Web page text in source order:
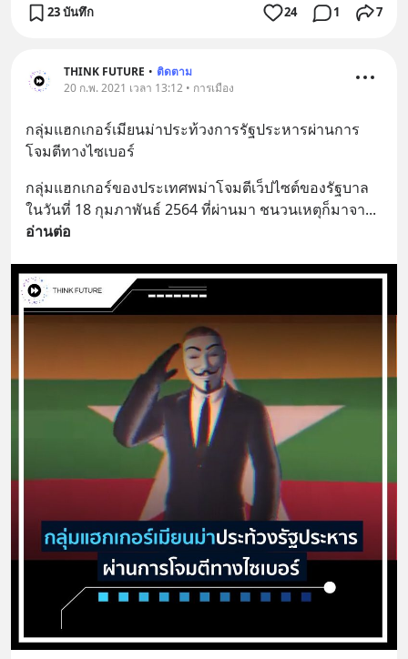
23 บันทึก 24 1 7
THINK FUTURE • ติดตาม
20 ก.พ. 2021 เวลา 13:12 • การเมือง
กลุ่มแฮกเกอร์เมียนม่าประท้วงการรัฐประหารผ่านการ
โจมตีทางไซเบอร์
กลุ่มแฮกเกอร์ของประเทศพม่าโจมตีเว็ปไซต์ของรัฐบาล
ในวันที่ 18 กุมภาพันธ์ 2564 ที่ผ่านมา ชนวนเหตุก็มาจา
อ่านต่อ